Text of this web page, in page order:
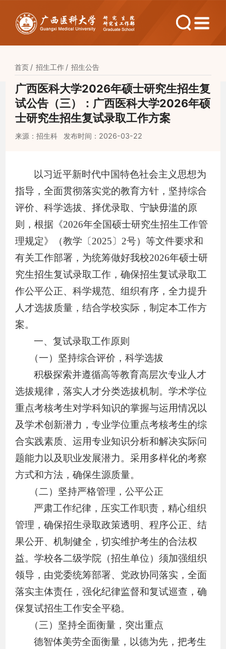
首页 招生工作 招生公告
广西医科大学2026年硕士研究生招生复
试公告（三）：广西医科大学2026年硕
士研究生招生复试录取工作方案
来源：招生科 发布时间：2026-03-22
以习近平新时代中国特色社会主义思想为
指导，全面贯彻落实党的教育方针，坚持综合
评价、科学选拔、择优录取、宁缺毋滥的原
则，根据《2026年全国硕士研究生招生工作管
理规定》（教学〔2025〕 2号）等文件要求和
有关工作部署，为统筹做好我校2026年硕士研
究生招生复试录取工作，确保招生复试录取工
作公平公正、科学规范、组织有序，全力提升
人才选拔质量，结合学校实际，制定本工作方
案。
一、复试录取工作原则
（一）坚持综合评价，科学选拔
积极探索并遵循高等教育高层次专业人才
选拔规律，落实人才分类选拔机制。学术学位
重点考核考生对学科知识的掌握与运用情况以
及学术创新潜力，专业学位重点考核考生的综
合实践素质、运用专业知识分析和解决实际问
题能力以及职业发展潜力。采用多样化的考察
方式和方法，确保生源质量。
（二）坚持严格管理，公平公正
严肃工作纪律，压实工作职责，精心组织
管理，确保招生录取政策透明、程序公正、结
果公开、机制健全，切实维护考生的合法权
益。学校各二级学院（招生单位）须加强组织
领导，由党委统筹部署、党政协同落实，全面
落实主体责任，强化纪律监督和复试巡查，确
保复试招生工作安全平稳。
（三）坚持全面衡量，突出重点
德智体美劳全面衡量，以德为先，把考生